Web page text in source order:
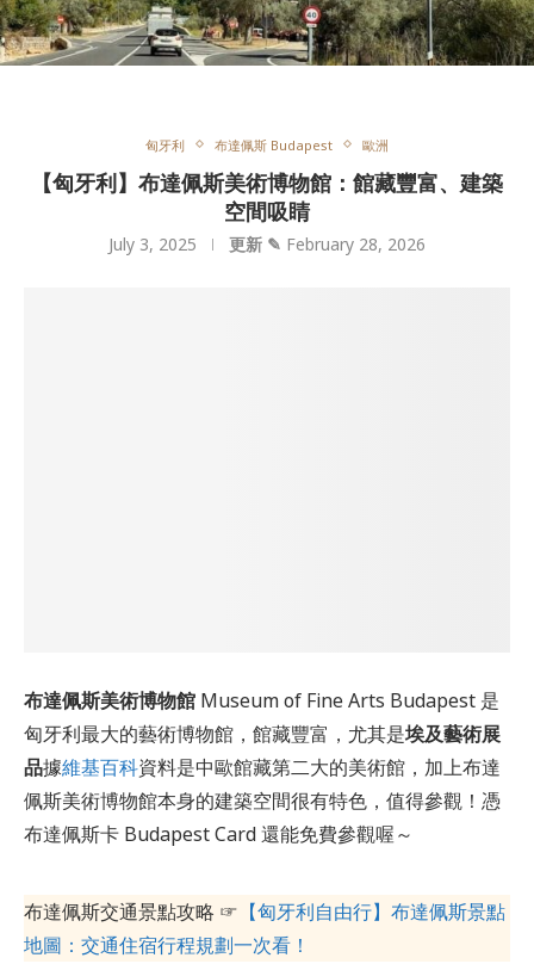
匈牙利 布達佩斯 Budapest 歐洲
【匈牙利】布達佩斯美術博物館：館藏豐富、建築
空間吸睛
July 3, 2025 更新 ✎ February 28, 2026
布達佩斯美術博物館 Museum of Fine Arts Budapest 是
匈牙利最大的藝術博物館，館藏豐富，尤其是埃及藝術展
品據維基百科資料是中歐館藏第二大的美術館，加上布達
佩斯美術博物館本身的建築空間很有特色，值得參觀！憑
布達佩斯卡 Budapest Card 還能免費參觀喔～
布達佩斯交通景點攻略 ☞ 【匈牙利自由行】布達佩斯景點
地圖：交通住宿行程規劃一次看！